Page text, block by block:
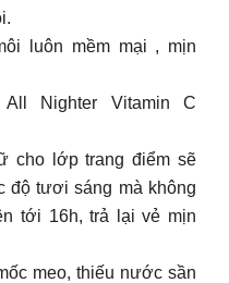
luôn mềm mại , mịn
Nighter Vitamin C
cho lớp trang điểm sẽ
độ tươi sáng mà không
tới 16h, trả lại vẻ mịn
meo, thiếu nước sần